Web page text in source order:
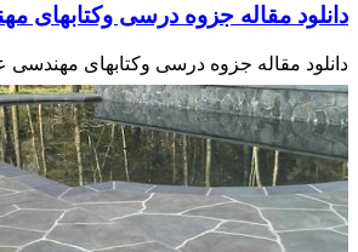
مقاله جزوه درسی وکتابهای
مقاله جزوه درسی وکتابهای مهندسی